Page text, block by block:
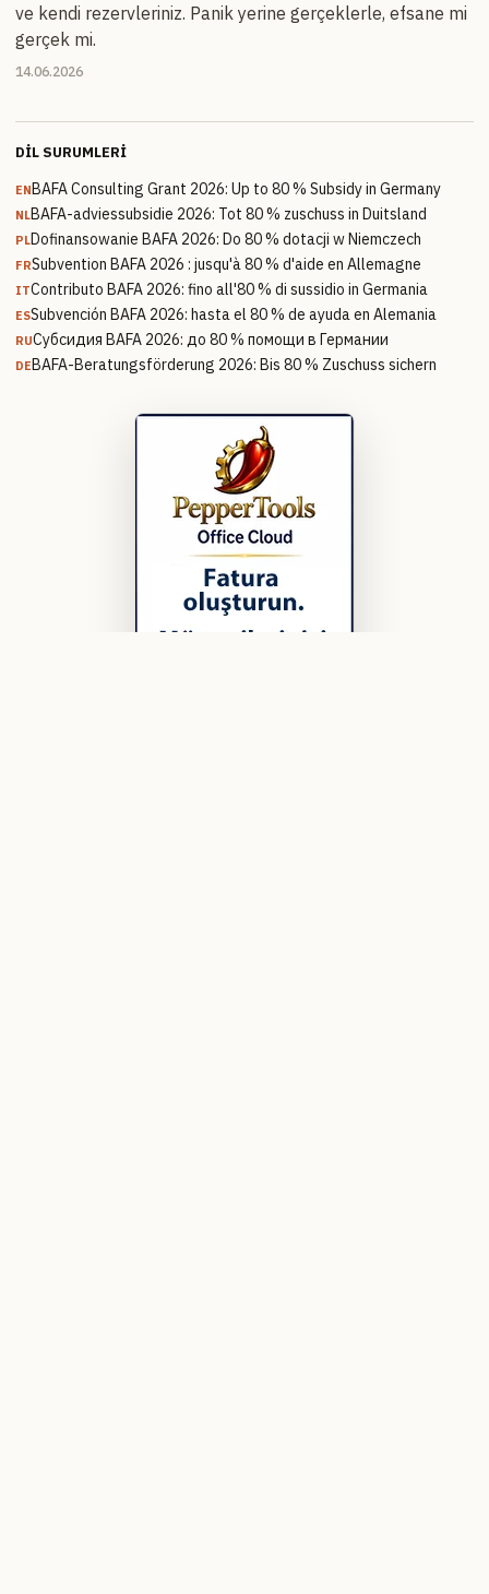
ve kendi rezervleriniz. Panik yerine gerçeklerle, efsane mi
gerçek mi.
14.06.2026
DIL SURUMLERI
ENBAFA Consulting Grant 2026: Up to 80 % Subsidy in Germany
NLBAFA-adviessubsidie 2026: Tot 80 % zuschuss in Duitsland
PLDofinansowanie BAFA 2026: Do 80 % dotacji w Niemczech
FRSubvention BAFA 2026 : jusqu'à 80 % d'aide en Allemagne
ITContributo BAFA 2026: fino all'80 % di sussidio in Germania
ESSubvención BAFA 2026: hasta el 80 % de ayuda en Alemania
RUСубсидия BAFA 2026: до 80 % помощи в Германии
DEBAFA-Beratungsförderung 2026: Bis 80 % Zuschuss sichern